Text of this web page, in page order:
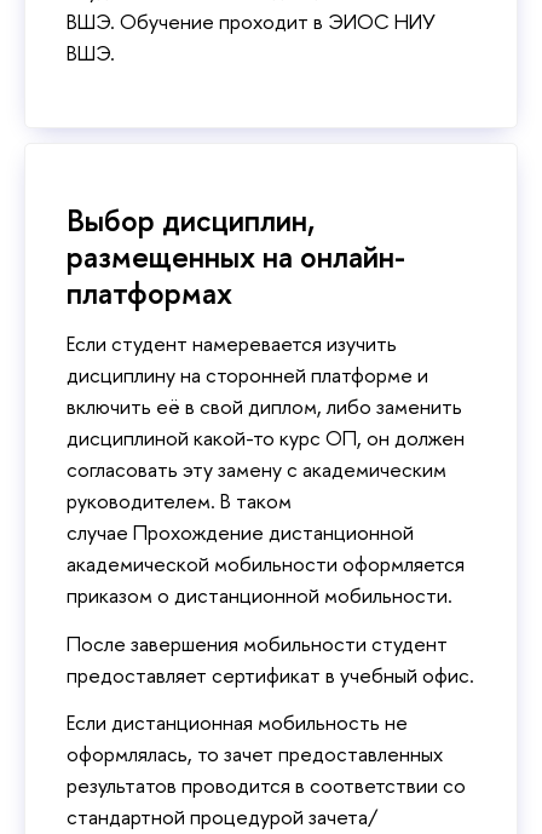
ВШЭ. Обучение проходит в ЭИОС НИУ
ВШЭ.
Выбор дисциплин,
размещенных на онлайн-
платформах
Если студент намеревается изучить
дисциплину на сторонней платформе и
включить её в свой диплом, либо заменить
дисциплиной какой-то курс ОП, он должен
согласовать эту замену с академическим
руководителем. В таком
случае Прохождение дистанционной
академической мобильности оформляется
приказом о дистанционной мобильности.
После завершения мобильности студент
предоставляет сертификат в учебный офис.
Если дистанционная мобильность не
оформлялась, то зачет предоставленных
результатов проводится в соответствии со
стандартной процедурой зачета/